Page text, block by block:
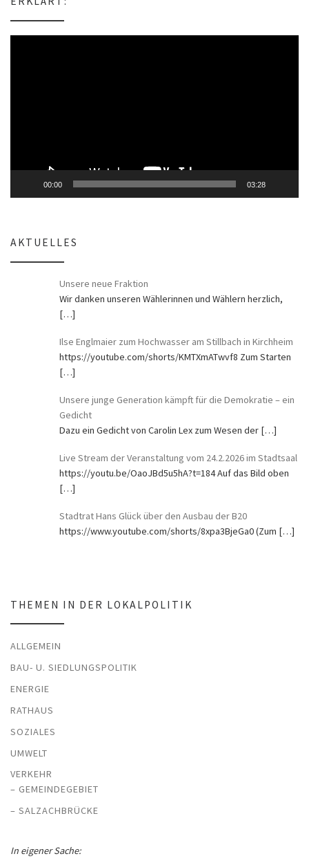
s
00:00 03:28
AKTUELLES
Unsere neue Fraktion
Wir danken unseren Wählerinnen und Wählern herzlich,
[…]
Ilse Englmaier zum Hochwasser am Stillbach in Kirchheim
https://youtube.com/shorts/KMTXmATwvf8 Zum Starten
[…]
Unsere junge Generation kämpft für die Demokratie – ein
Gedicht
Dazu ein Gedicht von Carolin Lex zum Wesen der […]
Live Stream der Veranstaltung vom 24.2.2026 im Stadtsaal
https://youtu.be/OaoJBd5u5hA?t=184 Auf das Bild oben
[…]
Stadtrat Hans Glück über den Ausbau der B20
https://www.youtube.com/shorts/8xpa3BjeGa0 (Zum […]
THEMEN IN DER LOKALPOLITIK
ALLGEMEIN
BAU- U. SIEDLUNGSPOLITIK
ENERGIE
RATHAUS
SOZIALES
UMWELT
VERKEHR
– GEMEINDEGEBIET
– SALZACHBRÜCKE
In eigener Sache: